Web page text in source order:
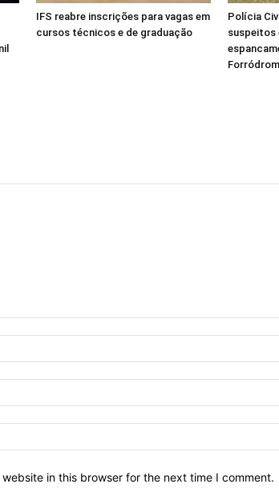
IFS reabre inscrições para vagas em
cursos técnicos e de graduação
Polícia
suspeitos
in this browser for the next time I comment.